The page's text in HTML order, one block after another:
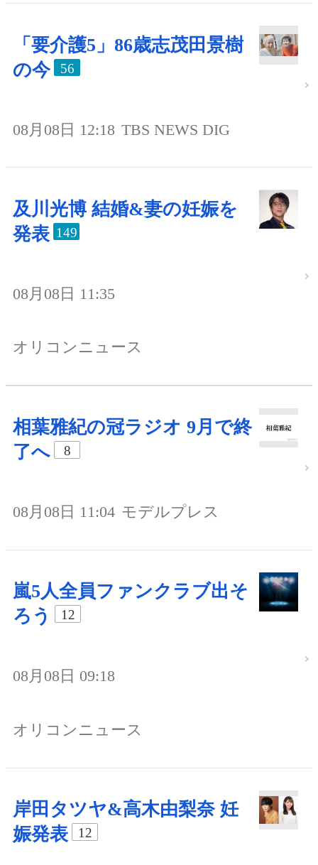
「要介護5」86歳志茂田景樹
の今
56
08月08日 12:18 TBS NEWS DIG
及川光博 結婚&妻の妊娠を
発表 149
08月08日 11:35
オリコンニュース
相葉雅紀の冠ラジオ 9月で終
了へ
8
08月08日 11:04 モデルプレス
嵐5人全員ファンクラブ出そ
ろう
12
08月08日 09:18
オリコンニュース
岸田タツヤ&高木由梨奈 妊
娠発表
12